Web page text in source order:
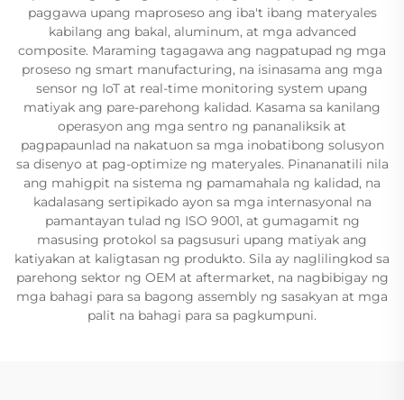
paggawa upang maproseso ang iba't ibang materyales
kabilang ang bakal, aluminum, at mga advanced
composite. Maraming tagagawa ang nagpatupad ng mga
proseso ng smart manufacturing, na isinasama ang mga
sensor ng IoT at real-time monitoring system upang
matiyak ang pare-parehong kalidad. Kasama sa kanilang
operasyon ang mga sentro ng pananaliksik at
pagpapaunlad na nakatuon sa mga inobatibong solusyon
sa disenyo at pag-optimize ng materyales. Pinananatili nila
ang mahigpit na sistema ng pamamahala ng kalidad, na
kadalasang sertipikado ayon sa mga internasyonal na
pamantayan tulad ng ISO 9001, at gumagamit ng
masusing protokol sa pagsusuri upang matiyak ang
katiyakan at kaligtasan ng produkto. Sila ay naglilingkod sa
parehong sektor ng OEM at aftermarket, na nagbibigay ng
mga bahagi para sa bagong assembly ng sasakyan at mga
palit na bahagi para sa pagkumpuni.